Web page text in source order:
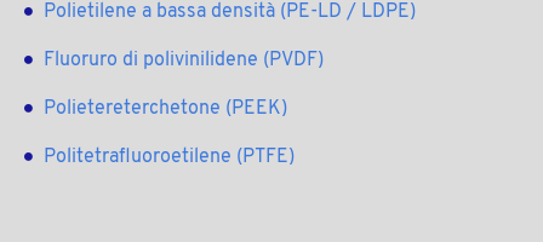
Polietilene a bassa densità (PE-LD / LDPE)
Fluoruro di polivinilidene (PVDF)
Polietereterchetone (PEEK)
Politetrafluoroetilene (PTFE)